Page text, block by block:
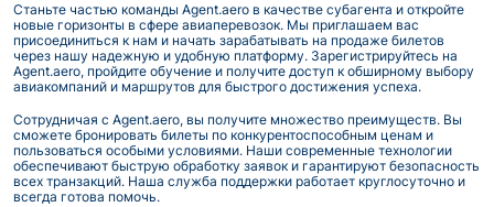
Станьте частью команды Agent.aero в качестве субагента и откройте
новые горизонты в сфере авиаперевозок. Мы приглашаем вас
присоединиться к нам и начать зарабатывать на продаже билетов
через нашу надежную и удобную платформу. Зарегистрируйтесь на
Agent.aero, пройдите обучение и получите доступ к обширному выбору
авиакомпаний и маршрутов для быстрого достижения успеха.
Сотрудничая с Agent.aero, вы получите множество преимуществ. Вы
сможете бронировать билеты по конкурентоспособным ценам и
пользоваться особыми условиями. Наши современные технологии
обеспечивают быструю обработку заявок и гарантируют безопасность
всех транзакций. Наша служба поддержки работает круглосуточно и
всегда готова помочь.